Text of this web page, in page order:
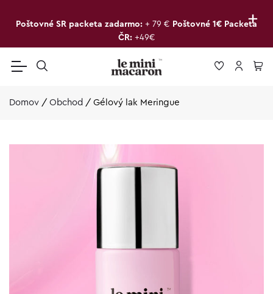
+
Poštovné SR packeta zadarmo: + 79 € Poštovné 1€ Packeta
ČR: +49€
Domov / Obchod / Gélový lak Meringue